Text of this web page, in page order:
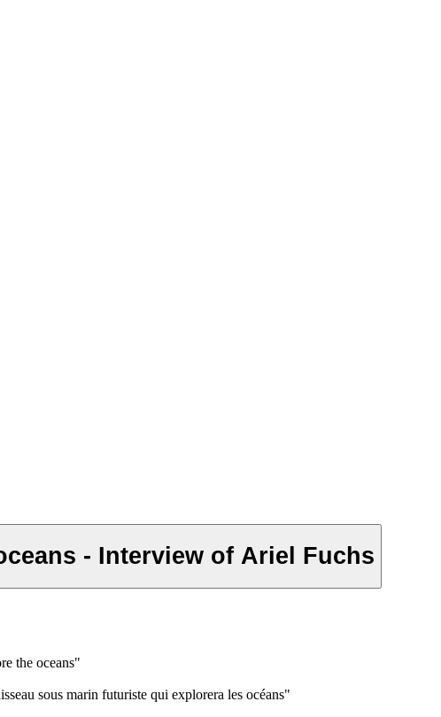
- Interview of Ariel Fuchs
the oceans"
sous marin futuriste qui explorera les océans"